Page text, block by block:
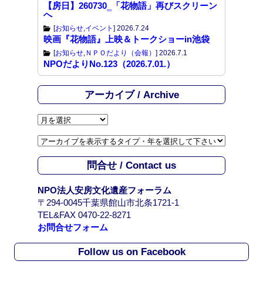
【房日】260730‗「花物語」再びスクリーン
へ
[お知らせ,イベント ] 2026.7.24
映画『花物語』上映＆トークショーin池袋
[お知らせ,ＮＰＯだより（会報） ] 2026.7.1
NPOだよりNo.123（2026.7.01.）
アーカイブ / Archive
ア
カ
イ
ブ
A
r
c
h
i
問合せ / Contact us
NPO法人安房文化遺産フォーラム
〒294-0045千葉県館山市北条1721-1
TEL&FAX 0470-22-8271
お問合せフォーム
Follow us on Facebook